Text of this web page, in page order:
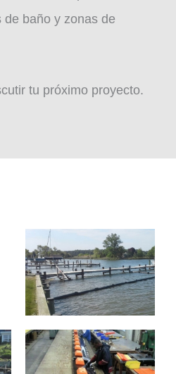
baño y zonas de
tu próximo proyecto.